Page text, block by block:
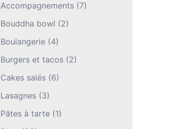
Accompagnements(7)
Bouddha bowl (2)
Boulangerie(4)
Burgers et tacos(2)
Cakes salés(6)
Lasagnes(3)
Pâtes à tarte(1)